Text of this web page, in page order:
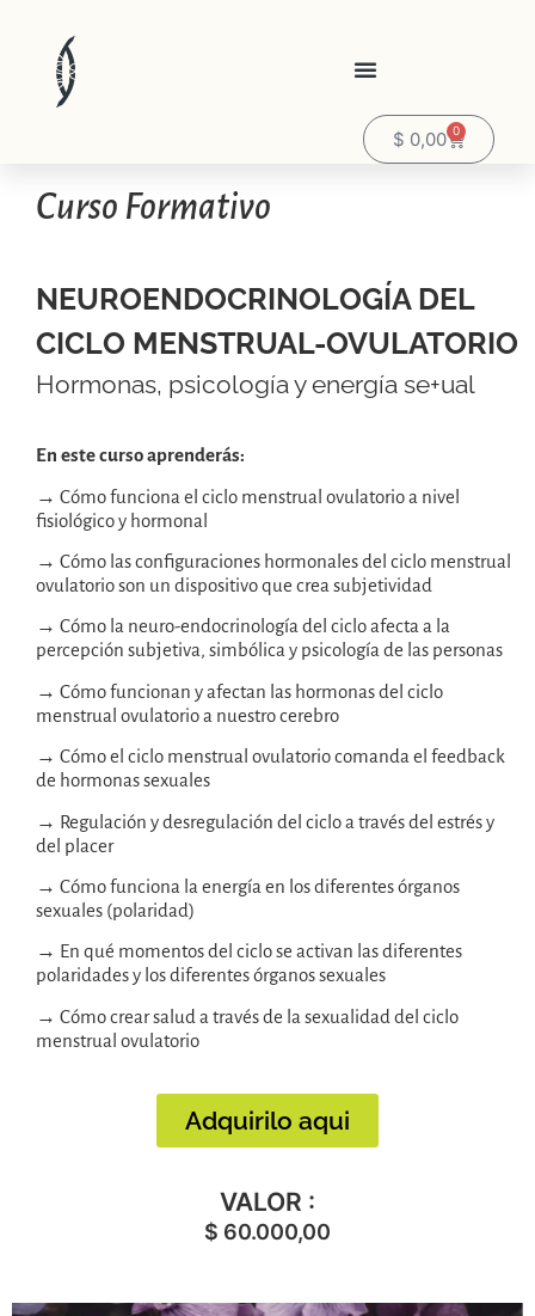
$ 0,00 0
Curso Formativo
NEUROENDOCRINOLOGÍA DEL
CICLO MENSTRUAL-OVULATORIO
Hormonas, psicología y energía se+ual
En este curso aprenderás:
→ Cómo funciona el ciclo menstrual ovulatorio a nivel
fisiológico y hormonal
→ Cómo las configuraciones hormonales del ciclo menstrual
ovulatorio son un dispositivo que crea subjetividad
→ Cómo la neuro-endocrinología del ciclo afecta a la
percepción subjetiva, simbólica y psicología de las personas
→ Cómo funcionan y afectan las hormonas del ciclo
menstrual ovulatorio a nuestro cerebro
→ Cómo el ciclo menstrual ovulatorio comanda el feedback
de hormonas sexuales
→ Regulación y desregulación del ciclo a través del estrés y
del placer
→ Cómo funciona la energía en los diferentes órganos
sexuales (polaridad)
→ En qué momentos del ciclo se activan las diferentes
polaridades y los diferentes órganos sexuales
→ Cómo crear salud a través de la sexualidad del ciclo
menstrual ovulatorio
Adquirilo aqui
VALOR :
$ 60.000,00